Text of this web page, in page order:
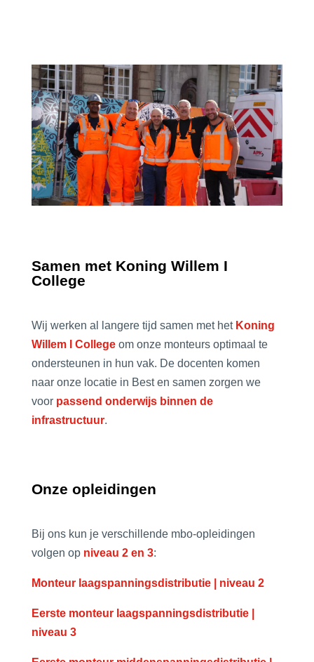
Samen met Koning Willem I
College
Wij werken al langere tijd samen met het Koning
Willem I Collegeom onze monteurs optimaal te
ondersteunen in hun vak. De docenten komen
naar onze locatie in Besten samen zorgen we
voor passend onderwijs binnen de
infrastructuur.
Onze opleidingen
Bij ons kun je verschillende mbo-opleidingen
volgen op niveau 2 en 3:
Monteur laagspanningsdistributie | niveau 2
Eerste monteur laagspanningsdistributie |
niveau 3